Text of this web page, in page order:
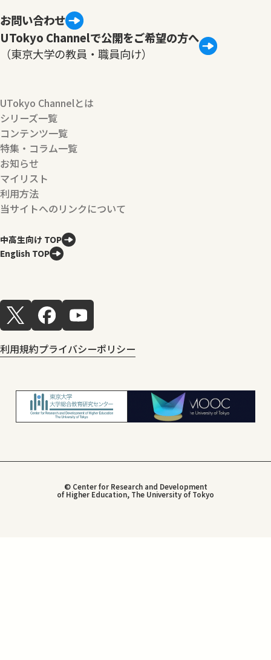
お問い合わせ
UTokyo Channelで公開をご希望の方へ
（東京大学の教員・職員向け）
UTokyo Channelとは
シリーズ一覧
コンテンツ一覧
特集・コラム一覧
お知らせ
マイリスト
利用方法
当サイトへのリンクについて
中高生向け TOP
English TOP
利用規約プライバシーポリシー
© Center for Research and Development
of Higher Education, The University of Tokyo